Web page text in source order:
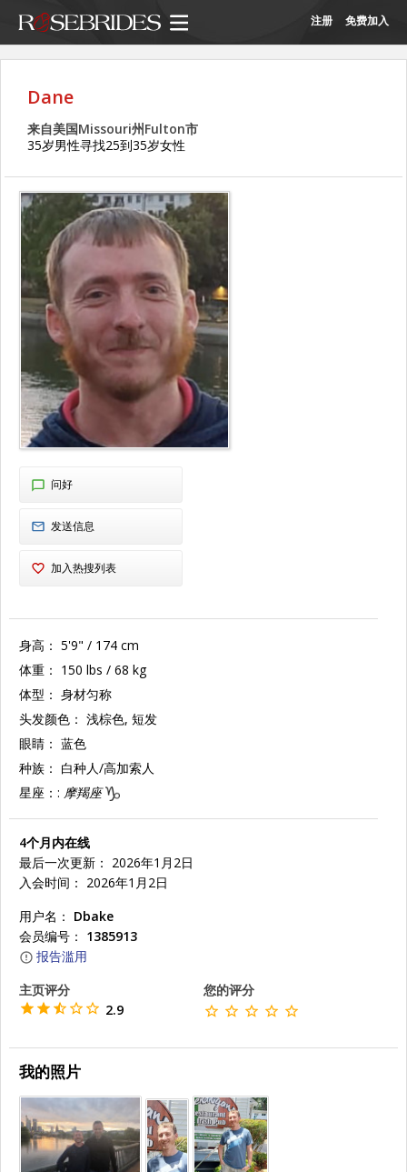
注册 免费加入
Dane
来自美国Missouri州Fulton市
35岁男性寻找25到35岁女性
问好
发送信息
加入热搜列表
身高： 5'9" / 174 cm
体重： 150 lbs / 68 kg
体型： 身材匀称
头发颜色： 浅棕色, 短发
眼睛： 蓝色
种族： 白种人/高加索人
星座：: 摩羯座
4个月内在线
最后一次更新： 2026年1月2日
入会时间： 2026年1月2日
用户名： Dbake
会员编号： 1385913
报告滥用
主页评分
2.9
您的评分
我的照片